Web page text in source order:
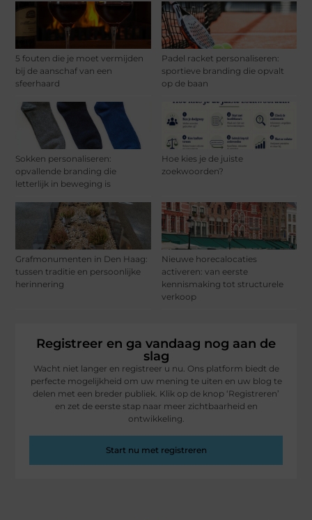
5 fouten die je moet vermijden
bij de aanschaf van een
sfeerhaard
Padel racket personaliseren:
sportieve branding die opvalt
op de baan
Sokken personaliseren:
opvallende branding die
letterlijk in beweging is
Hoe kies je de juiste
zoekwoorden?
Grafmonumenten in Den Haag:
tussen traditie en persoonlijke
herinnering
Nieuwe horecalocaties
activeren: van eerste
kennismaking tot structurele
verkoop
Registreer en ga vandaag nog aan de
slag
Wacht niet langer en registreer u nu. Ons platform biedt de
perfecte mogelijkheid om uw mening te uiten en uw blog te
delen met een breder publiek. Klik op de knop ‘Registreren’
en zet de eerste stap naar meer zichtbaarheid en
ontwikkeling.
Start nu met registreren